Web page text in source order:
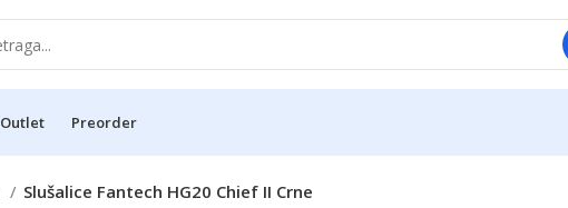
Outlet Preorder
Slušalice Fantech HG20 Chief II Crne